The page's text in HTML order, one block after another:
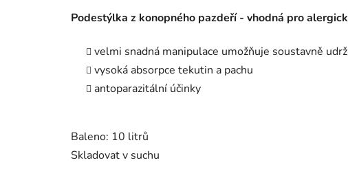
Podestýlka z konopného pazdeří - vhodná pro
velmi snadná manipulace umožňuje soustavně
vysoká absorpce tekutin a pachu
antoparazitální účinky
Baleno: 10 litrů
Skladovat v suchu